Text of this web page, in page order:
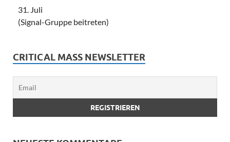
31. Juli
(Signal-Gruppe beitreten)
CRITICAL MASS NEWSLETTER